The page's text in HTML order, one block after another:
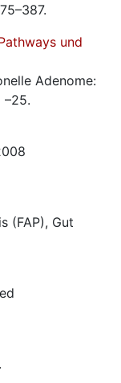
und
Adenome:
–25.
(FAP), Gut